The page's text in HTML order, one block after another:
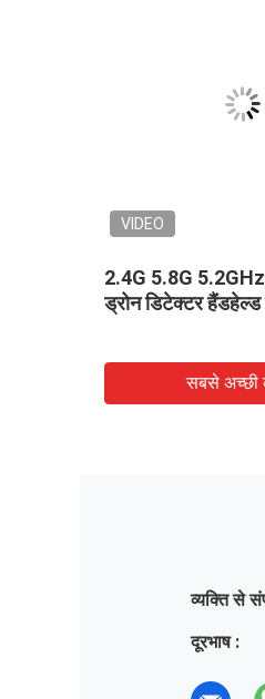
VIDEO
2.4G 5.8G 5.2GHz
ड्रोन डिटेक्टर हैंडहेल्ड
सबसे अच्छी
व्यक्ति से
दूरभाष :